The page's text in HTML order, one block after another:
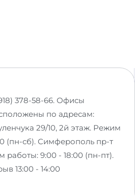
378-58-66. Офисы
по адресам:
29/10, 2й этаж. Режим
(пн-сб). Симферополь пр-т
9:00 - 18:00 (пн-пт).
13:00 - 14:00